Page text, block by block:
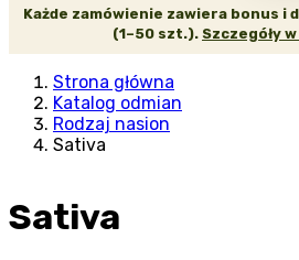
Każde zamówienie zawiera bonus i
(1–50 szt.). Szczegóły
Strona główna
Katalog odmian
Rodzaj nasion
Sativa
Sativa